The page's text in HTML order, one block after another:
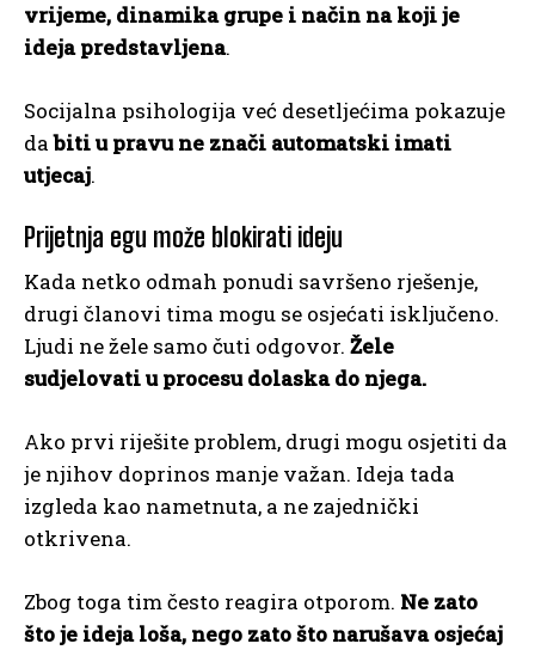
vrijeme, dinamika grupe i način na koji je
ideja predstavljena.
Socijalna psihologija već desetljećima pokazuje
dabiti u pravu ne znači automatski imati
utjecaj.
Prijetnja egu može blokirati ideju
Kada netko odmah ponudi savršeno rješenje,
drugi članovi tima mogu se osjećati isključeno.
Ljudi ne žele samo čuti odgovor. Žele
sudjelovati u procesu dolaska do njega.
Ako prvi riješite problem, drugi mogu osjetiti da
je njihov doprinos manje važan. Ideja tada
izgleda kao nametnuta, a ne zajednički
otkrivena.
Zbog toga tim često reagira otporom. Ne zato
što je ideja loša, nego zato što narušava osjećaj